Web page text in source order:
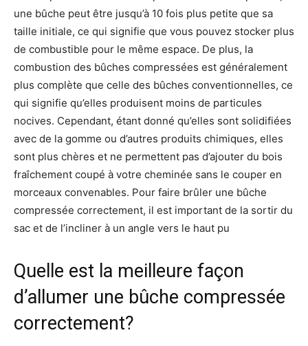
une bûche peut être jusqu’à 10 fois plus petite que sa
taille initiale, ce qui signifie que vous pouvez stocker plus
de combustible pour le même espace. De plus, la
combustion des bûches compressées est généralement
plus complète que celle des bûches conventionnelles, ce
qui signifie qu’elles produisent moins de particules
nocives. Cependant, étant donné qu’elles sont solidifiées
avec de la gomme ou d’autres produits chimiques, elles
sont plus chères et ne permettent pas d’ajouter du bois
fraîchement coupé à votre cheminée sans le couper en
morceaux convenables. Pour faire brûler une bûche
compressée correctement, il est important de la sortir du
sac et de l’incliner à un angle vers le haut pu
Quelle est la meilleure façon
d’allumer une bûche compressée
correctement?